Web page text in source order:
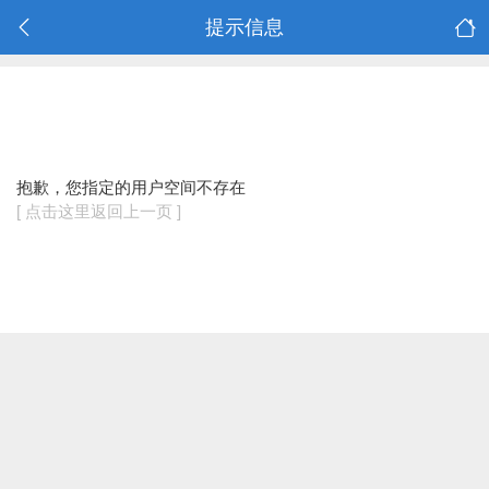
提示信息
抱歉，您指定的用户空间不存在
[ 点击这里返回上一页 ]